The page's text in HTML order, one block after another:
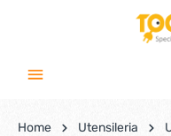
Home Utensileria